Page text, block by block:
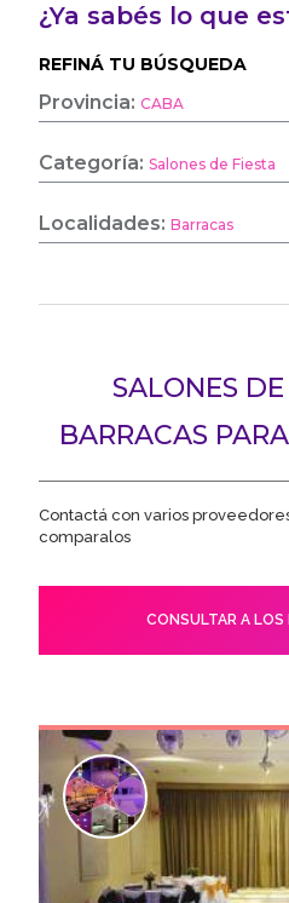
¿Ya sabés lo que
REFINÁ TU BÚSQUEDA
Provincia:CABA
Categoría:Salones de Fiesta
Localidades:Barracas
SALONES
BARRACAS
Contactá con varios
comparalos
CONSULTAR A LOS